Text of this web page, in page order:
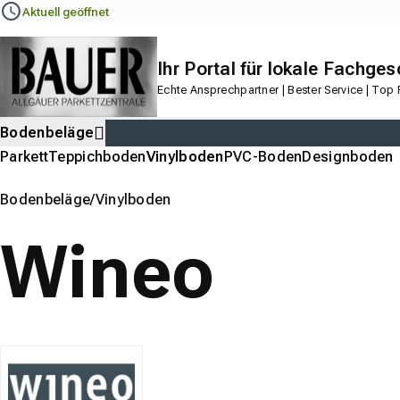
Navigation Content
Aktuell geöffnet
Ihr Portal für lokale
Echte Ansprechpartner | Bester Service | Top
Bodenbeläge
ParkettTeppichbodenVinylbodenPVC-BodenDesignboden
Bodenbeläge Vinylboden
Wineo